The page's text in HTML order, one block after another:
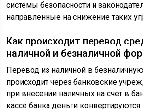
системы безопасности и
направленные на снижение таких
Как происходит перевод
наличной и безналичной
Перевод из наличной в
происходит через банковские
при внесении наличных на счет в
кассе банка деньги